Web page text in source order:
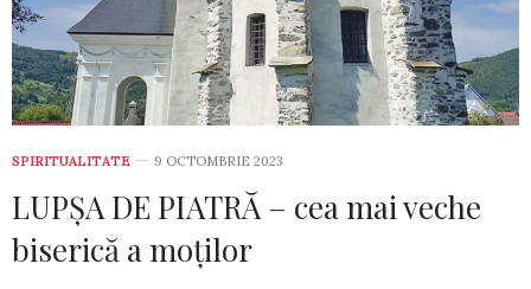
SPIRITUALITATE 9 OCTOMBRIE 2023
LUPȘA DE PIATRĂ – cea mai veche
biserică a moților